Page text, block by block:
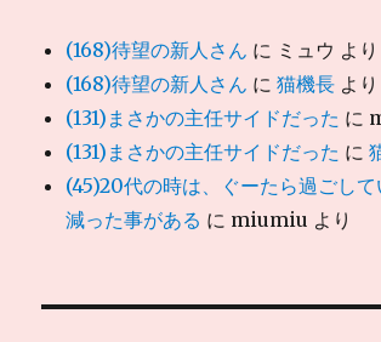
(168)待望の新人さん に ミュウ より
(168)待望の新人さん に猫機長 より
(131)まさかの主任サイドだった に
(131)まさかの主任サイドだった に
(45)20代の時は、ぐーたら過ごし
減った事がある に miumiu より